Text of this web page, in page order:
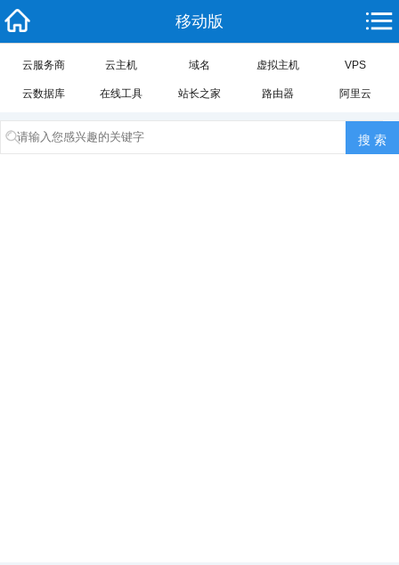
移动版
云服务商 云主机 域名 虚拟主机 VPS
云数据库 在线工具 站长之家 路由器 阿里云